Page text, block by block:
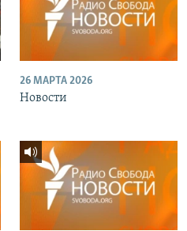
26 МАРТА 2026
Новости